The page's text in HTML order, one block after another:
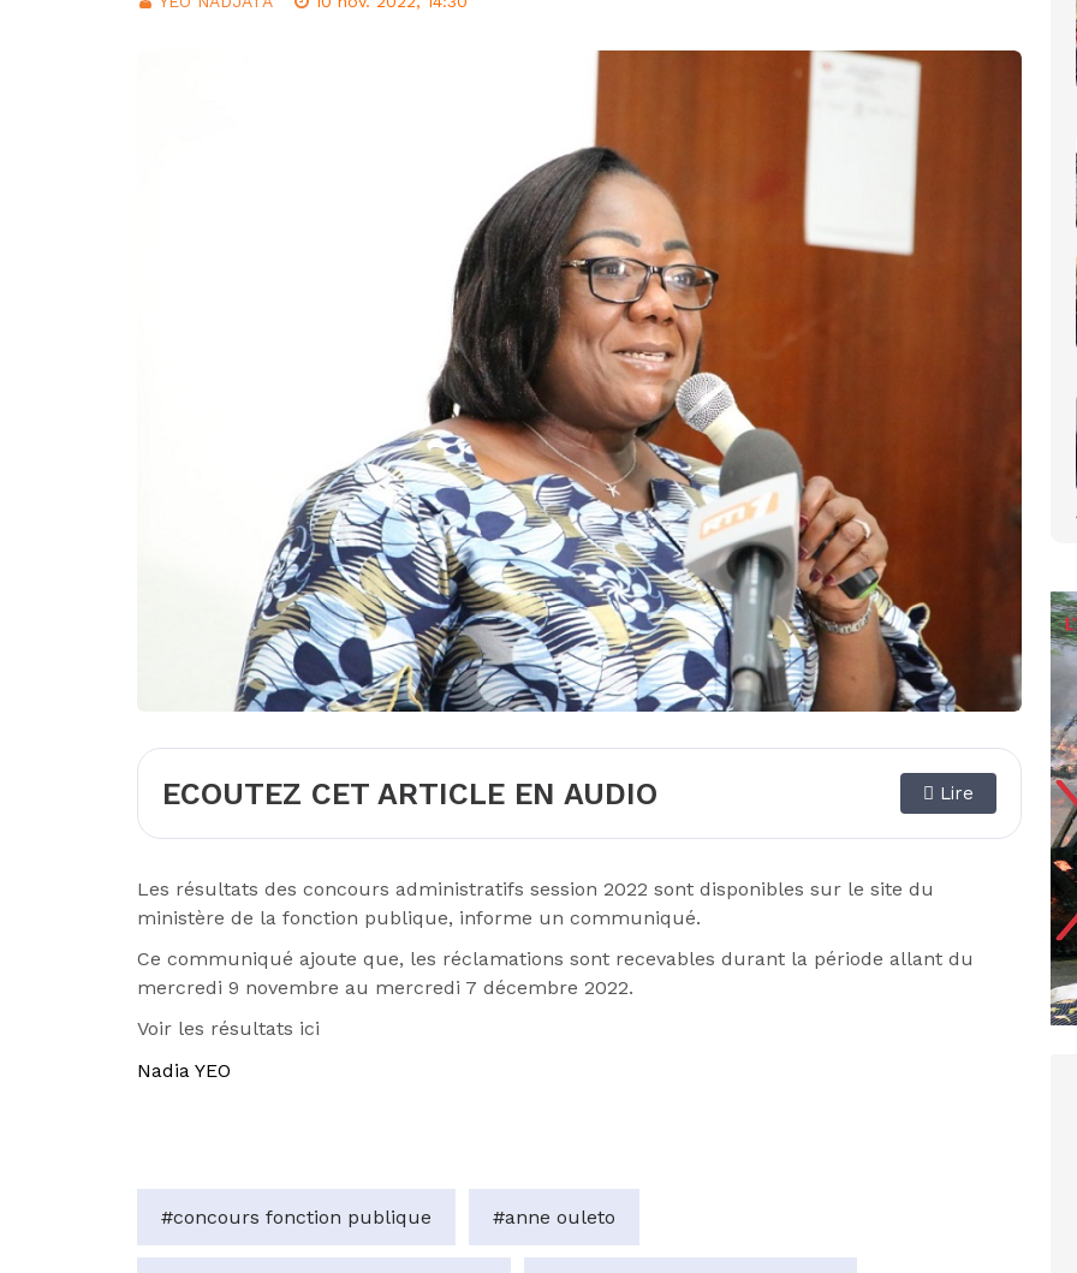
CI: Le gouvernement annonce l’entrée en vigueur de la répression contre le
ECOUTEZ CET ARTICLE EN AUDIO Lire
Les résultats des concours administratifs session 2022 sont disponibles sur le site du
ministère de la fonction publique, informe un communiqué.
Ce communiqué ajoute que, les réclamations sont recevables durant la période allant du
mercredi 9 novembre au mercredi 7 décembre 2022.
Voir les résultats ici
Nadia YEO
#concours fonction publique #anne ouleto